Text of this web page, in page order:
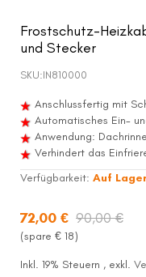
Frostschutz-
und Stecker
SKU:IN810000
Anschlussfertig mit
Automatisches Ein-
Anwendung:
Verhindert das
Verfügbarkeit: Auf
72,00 € 90,00 €
(spare € 18)
Inkl. 19% Steuern , exkl.